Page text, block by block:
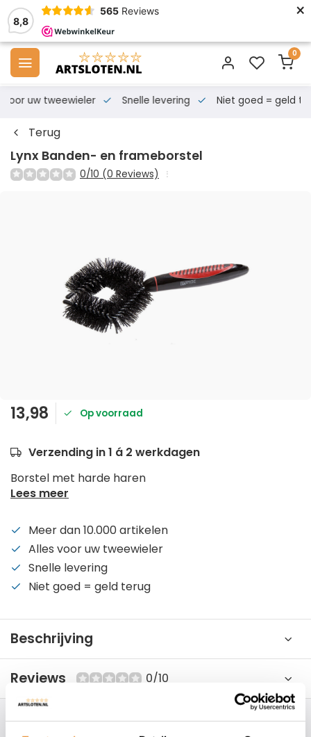
8,8
565 Reviews ×
0
voor uw tweewieler Snelle levering Niet goed = geld
Terug
Lynx Banden- en frameborstel
0/10 (0 Reviews)
13,98 Op voorraad
Verzending in 1 á 2 werkdagen
Borstel met harde haren
Lees meer
Meer dan 10.000 artikelen
Alles voor uw tweewieler
Snelle levering
Niet goed = geld terug
Beschrijving
Reviews 0/10